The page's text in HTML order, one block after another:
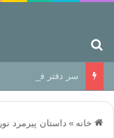
سر دفتر فساد در
خانه » داستان پیرمرد